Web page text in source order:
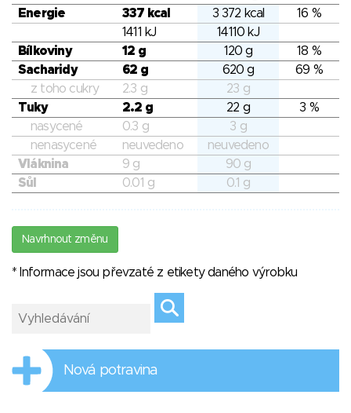
Energie 337 kcal 3 372 kcal
16 %
1411 kJ
14110 kJ
Bílkoviny
12 g 120 g
18 %
Sacharidy
62 g 620 g
69 %
z toho cukry
2.3 g
23 g
Tuky
2.2 g 22 g
3 %
nasycené
0.3 g
3 g
nenasycené
neuvedeno
neuvedeno
Vláknina
9 g
90 g
Sůl
0.01 g 0.1 g
Navrhnout změnu
* Informace jsou převzaté z etikety daného výrobku
Nová potravina